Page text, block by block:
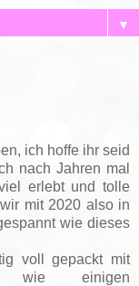
▼
ich hoffe ihr seid
nach Jahren mal
erlebt und tolle
mit 2020 also in
wie dieses
voll gepackt mit
wie einigen